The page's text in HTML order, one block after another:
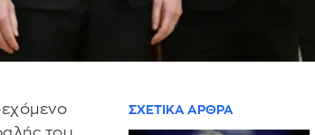
ΣΧΕΤΙΚΑ ΑΡΘΡΑ